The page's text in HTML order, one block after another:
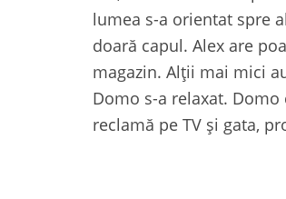
lumea s-a orientat spre
doară capul. Alex are
magazin. Alții mai mici
Domo s-a relaxat. Domo
reclamă pe TV și gata,